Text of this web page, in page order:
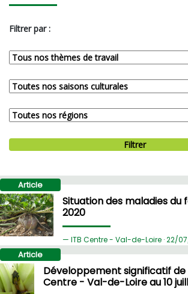
Filtrer par :
Filtrer
Article
Situation des maladies du
2020
ITB Centre - Val-de-Loire ·22/
Article
Développement significatif
Centre - Val-de-Loire au 10